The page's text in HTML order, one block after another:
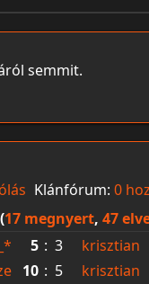
semmit.
Klánfórum: 0
17 megnyert, 47
5 : 3 krisztian
10 : 5 krisztian